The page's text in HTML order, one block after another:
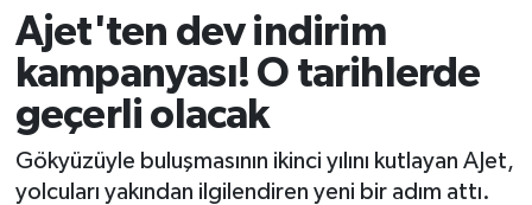
Ajet'ten dev indirim
kampanyası! O tarihlerde
geçerli olacak
Gökyüzüyle buluşmasının ikinci yılını kutlayan AJet,
yolcuları yakından ilgilendiren yeni bir adım attı.
Magazin
Muğla Haber
Siyaset
Muğla Trafik Yoğunluk Haritası
Süper Lig Puan Durumu ve Fikstür
Tüm Manşetler
Son Dakika Haberleri